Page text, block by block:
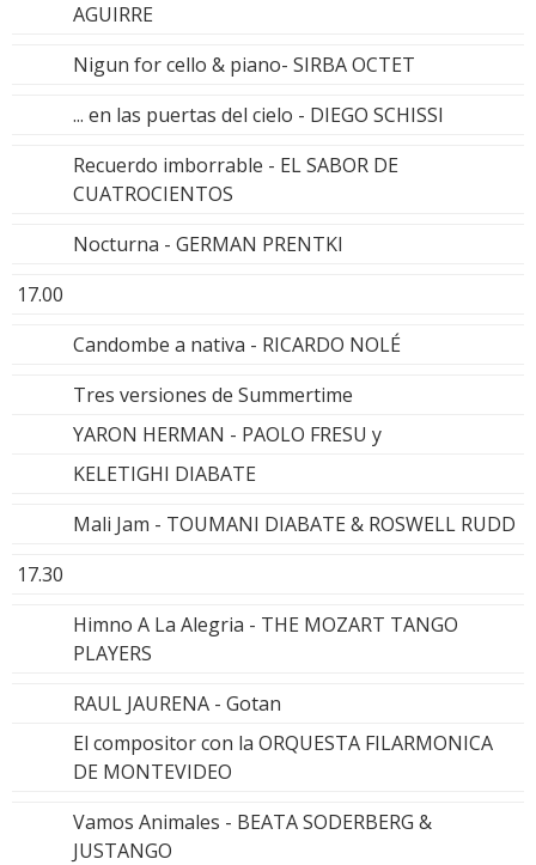
AGUIRRE
Nigun for cello & piano- SIRBA OCTET
... en las puertas del cielo - DIEGO SCHISSI
Recuerdo imborrable - EL SABOR DE
CUATROCIENTOS
Nocturna - GERMAN PRENTKI
17.00
Candombe a nativa - RICARDO NOLÉ
Tres versiones de Summertime
YARON HERMAN - PAOLO FRESU y
KELETIGHI DIABATE
Mali Jam - TOUMANI DIABATE & ROSWELL RUDD
17.30
Himno A La Alegria - THE MOZART TANGO
PLAYERS
RAUL JAURENA - Gotan
El compositor con la ORQUESTA FILARMONICA
DE MONTEVIDEO
Vamos Animales - BEATA SODERBERG &
JUSTANGO